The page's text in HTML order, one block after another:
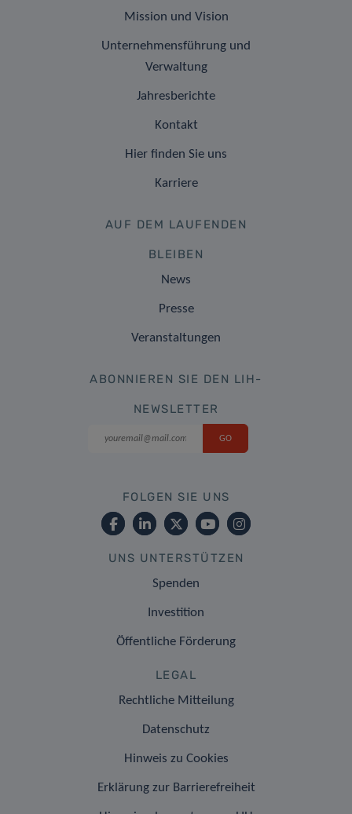
Mission und Vision
Unternehmensführung und
Verwaltung
Jahresberichte
Kontakt
Hier finden Sie uns
Karriere
AUF DEM LAUFENDEN
BLEIBEN
News
Presse
Veranstaltungen
ABONNIEREN SIE DEN LIH-
NEWSLETTER
FOLGEN SIE UNS
UNS UNTERSTÜTZEN
Spenden
Investition
Öffentliche Förderung
LEGAL
Rechtliche Mitteilung
Datenschutz
Hinweis zu Cookies
Erklärung zur Barrierefreiheit